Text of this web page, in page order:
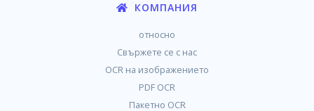
КОМПАНИЯ
относно
Свържете се с нас
OCR на изображението
PDF OCR
Пакетно OCR